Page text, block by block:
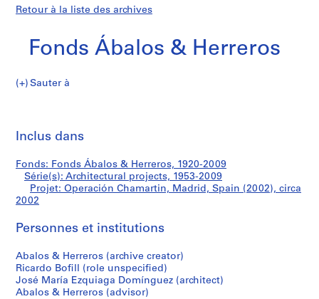
Retour à la liste des archives
Fonds Ábalos & Herreros
Sauter à
d
s
Á
a
o
&
H
e
Chamartin,
Madrid,
Spain
(2002)
Inclus dans
Fonds: Fonds Ábalos & Herreros, 1920-2009
Série(s): Architectural projects, 1953-2009
Projet: Operación Chamartin, Madrid, Spain (2002), circa
2002
Personnes et institutions
Abalos & Herreros (archive creator)
Ricardo Bofill (role unspecified)
José María Ezquiaga Domínguez (architect)
Abalos & Herreros (advisor)